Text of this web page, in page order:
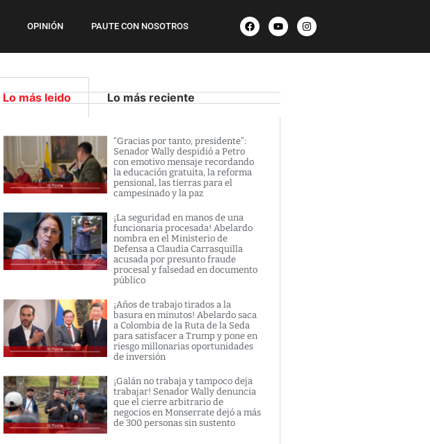
OPINIÓN PAUTE CON NOSOTROS
Lo más leido Lo más reciente
“Gracias por tanto, presidente”:
Senador Wally despidió a Petro
con emotivo mensaje recordando
la educación gratuita, la reforma
pensional, las tierras para el
campesinado y la paz
¡La seguridad en manos de una
funcionaria procesada! Abelardo
nombra en el Ministerio de
Defensa a Claudia Carrasquilla
acusada por presunto fraude
procesal y falsedad en documento
público
¡Años de trabajo tirados a la
basura en minutos! Abelardo saca
a Colombia de la Ruta de la Seda
para satisfacer a Trump y pone en
riesgo millonarias oportunidades
de inversión
¡Galán no trabaja y tampoco deja
trabajar! Senador Wally denuncia
que el cierre arbitrario de
negocios en Monserrate dejó a más
de 300 personas sin sustento